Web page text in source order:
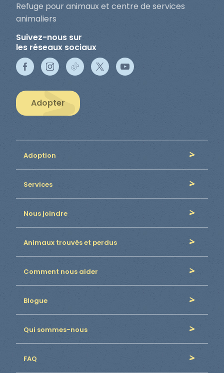
Refuge pour animaux et centre de services
animaliers
Suivez-nous sur
les réseaux sociaux
Adopter
Adoption
Services
Nous joindre
Animaux trouvés et perdus
Comment nous aider
Blogue
Qui sommes-nous
FAQ